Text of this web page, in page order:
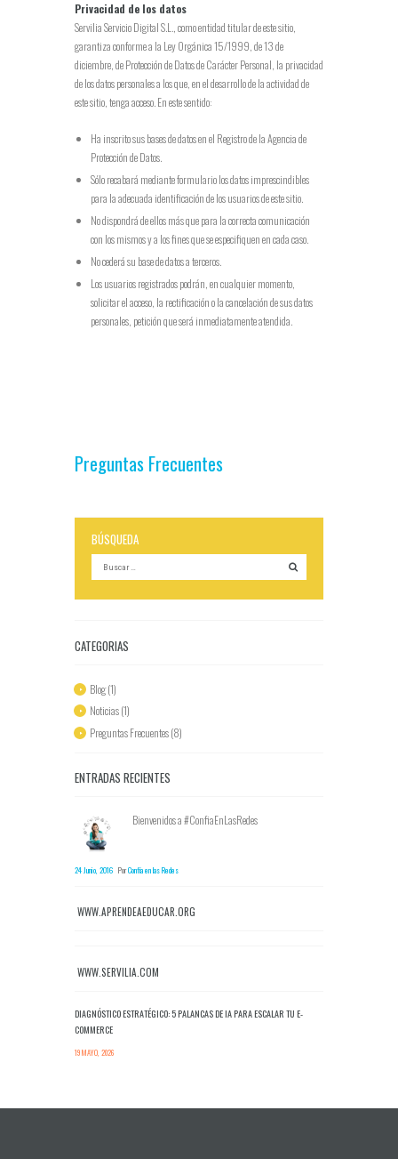
Privacidad de los datos
Servilia Servicio Digital S.L., como entidad titular de este sitio,
garantiza conforme a la Ley Orgánica 15/1999, de 13 de
diciembre, de Protección de Datos de Carácter Personal, la privacidad
de los datos personales a los que, en el desarrollo de la actividad de
este sitio, tenga acceso. En este sentido:
Ha inscrito sus bases de datos en el Registro de la Agencia de
Protección de Datos.
Sólo recabará mediante formulario los datos imprescindibles
para la adecuada identificación de los usuarios de este sitio.
No dispondrá de ellos más que para la correcta comunicación
con los mismos y a los fines que se especifiquen en cada caso.
No cederá su base de datos a terceros.
Los usuarios registrados podrán, en cualquier momento,
solicitar el acceso, la rectificación o la cancelación de sus datos
personales, petición que será inmediatamente atendida.
Preguntas Frecuentes
BÚSQUEDA
CATEGORIAS
Blog(1)
Noticias(1)
Preguntas Frecuentes(8)
ENTRADAS RECIENTES
Bienvenidos a #ConfiaEnLasRedes
24 Junio, 2016 PorConfía en las Redes
WWW.APRENDEAEDUCAR.ORG
WWW.SERVILIA.COM
DIAGNÓSTICO ESTRATÉGICO: 5 PALANCAS DE IA PARA ESCALAR TU E-
COMMERCE
19 MAYO, 2026